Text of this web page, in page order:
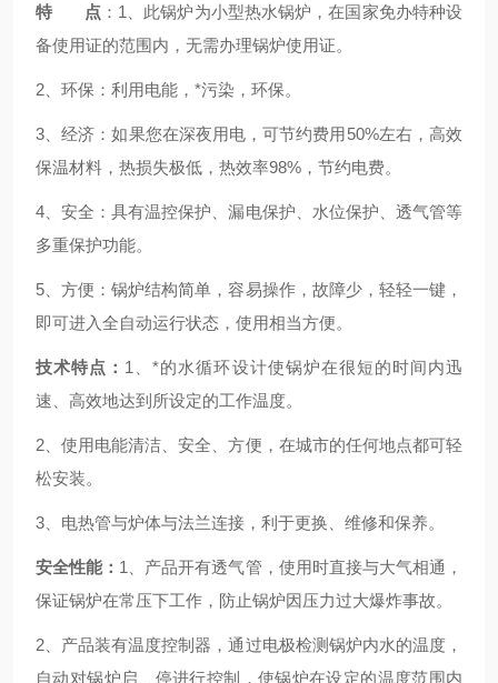
特 点 ：1、此锅炉为小型热水锅炉，在国家免办特种设
备使用证的范围内，无需办理锅炉使用证。
2、环保：利用电能，*污染，环保。
3、经济：如果您在深夜用电，可节约费用50%左右，高效
保温材料，热损失极低，热效率98%，节约电费。
4、安全：具有温控保护、漏电保护、水位保护、透气管等
多重保护功能。
5、方便：锅炉结构简单，容易操作，故障少，轻轻一键，
即可进入全自动运行状态，使用相当方便。
技术特点： 1、*的水循环设计使锅炉在很短的时间内迅
速、高效地达到所设定的工作温度。
2、使用电能清洁、安全、方便，在城市的任何地点都可轻
松安装。
3、电热管与炉体与法兰连接，利于更换、维修和保养。
安全性能： 1、产品开有透气管，使用时直接与大气相通，
保证锅炉在常压下工作，防止锅炉因压力过大爆炸事故。
2、产品装有温度控制器，通过电极检测锅炉内水的温度，
自动对锅炉启、停进行控制，使锅炉在设定的温度范围内